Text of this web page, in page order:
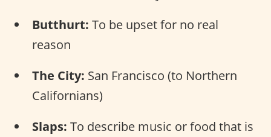
Butthurt: To be upset for no real
reason
The City: San Francisco (to Northern
Californians)
Slaps: To describe music or food that is